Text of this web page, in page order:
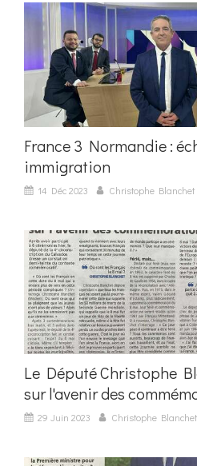
France 3 Normandie :
immigration
14 Déc 2023 Christophe Blanchet
Le Député Christophe
sur l'avenir des
29 Juin 2023 Christophe Blanchet